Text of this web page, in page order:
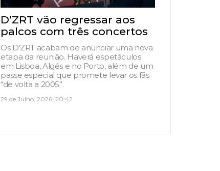
D’ZRT vão regressar aos
palcos com três concertos
Os D’ZRT acabam de anunciar uma nova
etapa da reunião. Haverá espetáculos
em Lisboa, Algés e no Porto, além de um
passe especial que promete levar os fãs
“de volta a 2005”.
29 de Julho, 2026, 20:42